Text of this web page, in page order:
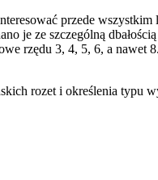
przede
je ze szczególną
rzędu 3, 4, 5, 6, a nawet
rozet i określenia typu